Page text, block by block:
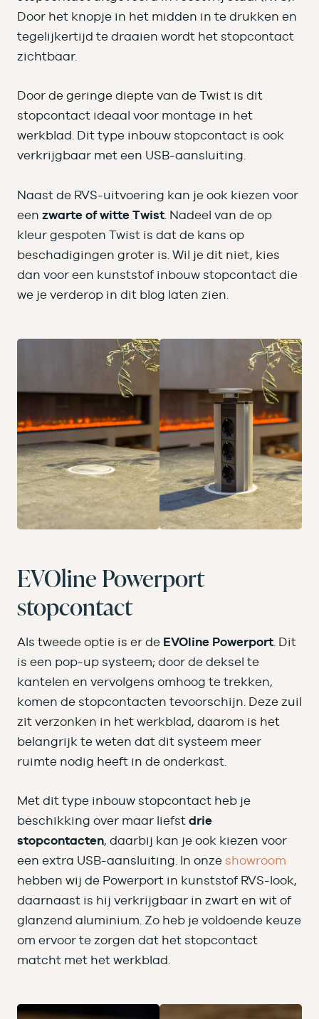
Door het knopje in het midden in te drukken en
tegelijkertijd te draaien wordt het stopcontact
zichtbaar.
Door de geringe diepte van de Twist is dit
stopcontact ideaal voor montage in het
werkblad. Dit type inbouw stopcontact is ook
verkrijgbaar met een USB-aansluiting.
Naast de RVS-uitvoering kan je ook kiezen voor
een zwarte of witte Twist . Nadeel van de op
kleur gespoten Twist is dat de kans op
beschadigingen groter is. Wil je dit niet, kies
dan voor een kunststof inbouw stopcontact die
we je verderop in dit blog laten zien.
EVOline Powerport
stopcontact
Als tweede optie is er de EVOline Powerport . Dit
is een pop-up systeem; door de deksel te
kantelen en vervolgens omhoog te trekken,
komen de stopcontacten tevoorschijn. Deze zuil
zit verzonken in het werkblad, daarom is het
belangrijk te weten dat dit systeem meer
ruimte nodig heeft in de onderkast.
Met dit type inbouw stopcontact heb je
beschikking over maar liefst drie
stopcontacten, daarbij kan je ook kiezen voor
een extra USB-aansluiting. In onze showroom
hebben wij de Powerport in kunststof RVS-look,
daarnaast is hij verkrijgbaar in zwart en wit of
glanzend aluminium. Zo heb je voldoende keuze
om ervoor te zorgen dat het stopcontact
matcht met het werkblad.